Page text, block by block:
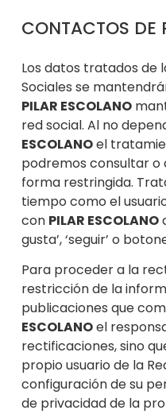
CONTACTOS DE
Los datos tratados de
Sociales se m
PILAR ESCOLANO
red social. Al no
ESCOLANOel
podremos consultar o
forma restringida.
tiempo como el
con PILAR ESCOLANO
gusta’, ‘seguir’ o
Para proceder a la
restricción de la
publicaciones que
ESCOLANOel
rectificaciones, sino
propio usuario de la
configuración de su
de privacidad dela